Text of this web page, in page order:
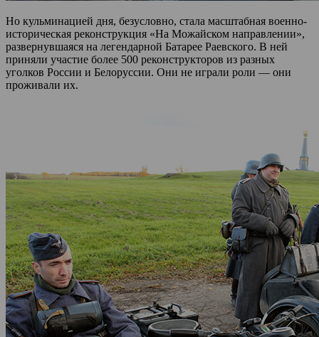
Но кульминацией дня, безусловно, стала масштабная военно-
историческая реконструкция «На Можайском направлении»,
развернувшаяся на легендарной Батарее Раевского. В ней
приняли участие более 500 реконструкторов из разных
уголков России и Белоруссии. Они не играли роли — они
проживали их.